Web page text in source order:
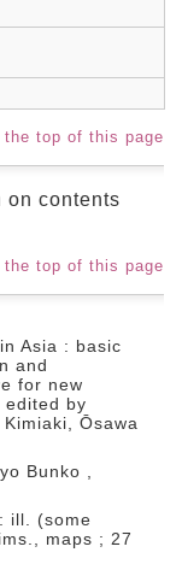
the top of this page
on contents
the top of this page
Asia : basic
and
for new
edited by
Ōsawa
Bunko ,
ill. (some
maps ; 27